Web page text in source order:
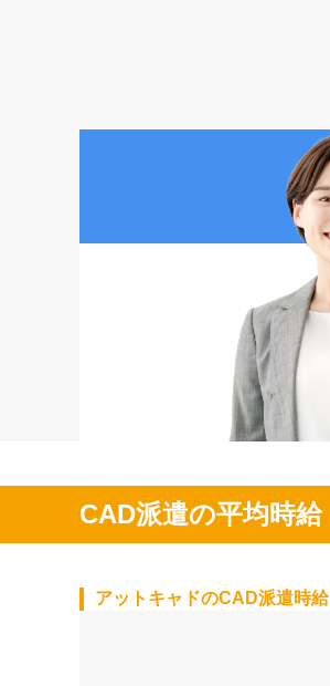
CAD派遣の平均時給
アットキャドのCAD派遣時給